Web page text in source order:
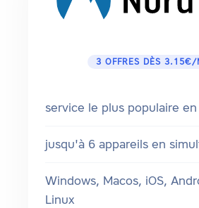
3 OFFRES DÈS 3.15€/
service le plus populaire en
jusqu'à 6 appareils en
Windows, Macos, iOS,
Linux